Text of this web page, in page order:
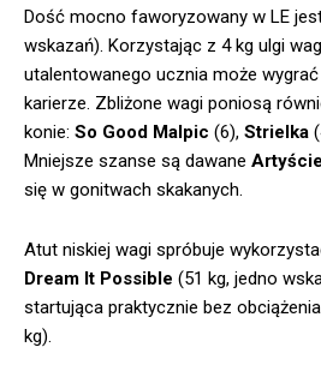
Dość mocno faworyzowany w LE
wskazań). Korzystając z 4 kg ulgi
utalentowanego ucznia może
karierze. Zbliżone wagi poniosą
konie: So Good Malpic (6), Strielka
Mniejsze szanse są dawane Artyście
się w gonitwach skakanych.
Atut niskiej wagi spróbuje
Dream It Possible (51 kg, jedno
startująca praktycznie bez obciążenia
kg).